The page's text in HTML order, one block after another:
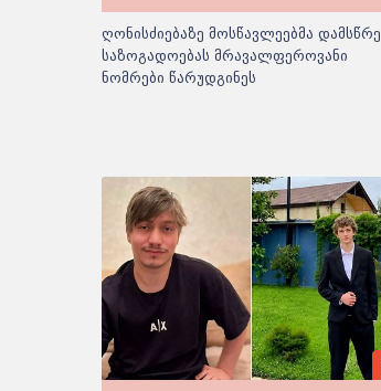
ღონისძიებაზე მოსწავლეებმა დამსწრე
საზოგადოებას მრავალფეროვანი
ნომრები წარუდგინეს